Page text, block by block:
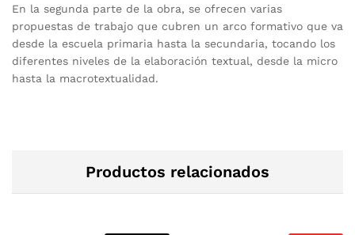
En la segunda parte de la obra, se ofrecen varias
propuestas de trabajo que cubren un arco formativo que va
desde la escuela primaria hasta la secundaria, tocando los
diferentes niveles de la elaboración textual, desde la micro
hasta la macrotextualidad.
Productos relacionados